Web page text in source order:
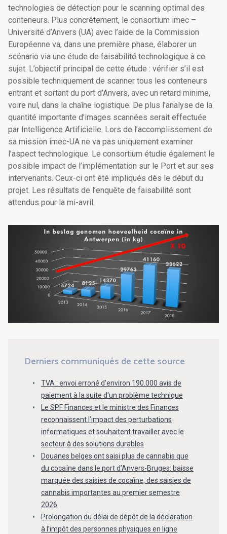
technologies de détection pour le scanning optimal des
conteneurs. Plus concrètement, le consortium imec –
Université d’Anvers (UA) avec l’aide de la Commission
Européenne va, dans une première phase, élaborer un
scénario via une étude de faisabilité technologique à ce
sujet. L’objectif principal de cette étude : vérifier s’il est
possible techniquement de scanner tous les conteneurs
entrant et sortant du port d’Anvers, avec un retard minime,
voire nul, dans la chaîne logistique. De plus l’analyse de la
quantité importante d’images scannées serait effectuée
par Intelligence Artificielle. Lors de l’accomplissement de
sa mission imec-UA ne va pas uniquement examiner
l’aspect technologique. Le consortium étudie également le
possible impact de l’implémentation sur le Port et sur ses
intervenants. Ceux-ci ont été impliqués dès le début du
projet. Les résultats de l’enquête de faisabilité sont
attendus pour la mi-avril.
Derniers communiqués de cette source
TVA : envoi erroné d'environ 190.000 avis de
paiement à la suite d'un problème technique
Le SPF Finances et le ministre des Finances
reconnaissent l’impact des perturbations
informatiques et souhaitent travailler avec le
secteur à des solutions durables
Douanes belges ont saisi plus de cannabis que
du cocaïne dans le port d’Anvers-Bruges: baisse
marquée des saisies de cocaïne, des saisies de
cannabis importantes au premier semestre
2026
Prolongation du délai de dépôt de la déclaration
à l’impôt des personnes physiques en ligne